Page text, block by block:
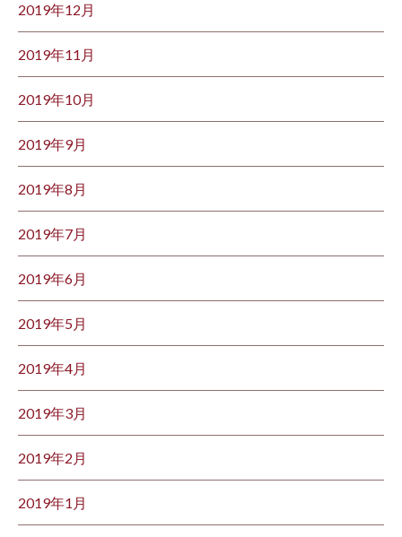
2019年12月
2019年11月
2019年10月
2019年9月
2019年8月
2019年7月
2019年6月
2019年5月
2019年4月
2019年3月
2019年2月
2019年1月